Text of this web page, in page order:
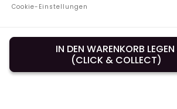
IN DEN WARENKORB LEGEN
(CLICK & COLLECT)
Cookie-Einstellungen
Lieferland: Österreich
Land oder Sprache ändern